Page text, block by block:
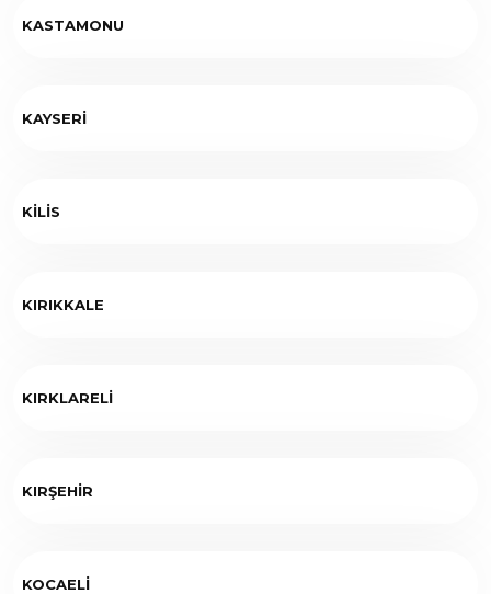
KASTAMONU
KAYSERİ
KİLİS
KIRIKKALE
KIRKLARELİ
KIRŞEHİR
KOCAELİ